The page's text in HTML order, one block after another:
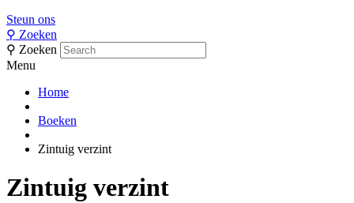
Steun ons
⚲ Zoeken
⚲ Zoeken
Menu
Home
Boeken
Zintuig verzint
Zintuig verzint